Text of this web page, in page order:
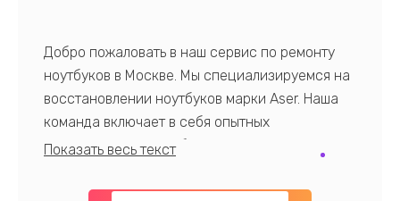
Добро пожаловать в наш сервис по ремонту
ноутбуков в Москве. Мы специализируемся на
восстановлении ноутбуков марки Aser. Наша
команда включает в себя опытных
профессионалов с обширными знаниями и
предлагаем быстрый и качественный ремонт с